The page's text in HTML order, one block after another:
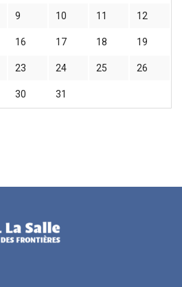
9 10 11 12
16 17 18 19
23 24 25 26
30 31